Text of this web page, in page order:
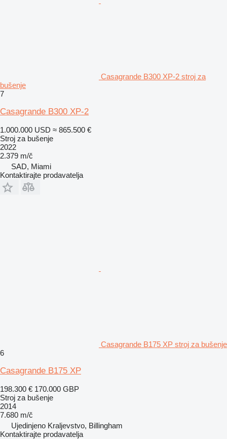
Casagrande B300 XP-2 stroj za
bušenje
7
Casagrande B300 XP-2
1.000.000 USD ≈ 865.500 €
Stroj za bušenje
2022
2.379 m/č
SAD, Miami
Kontaktirajte prodavatelja
Casagrande B175 XP stroj za bušenje
6
Casagrande B175 XP
198.300 € 170.000 GBP
Stroj za bušenje
2014
7.680 m/č
Ujedinjeno Kraljevstvo, Billingham
Kontaktirajte prodavatelja